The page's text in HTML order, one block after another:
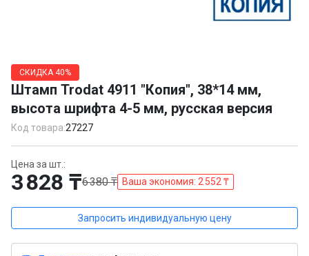
of
1
СКИДКА 40%
Штамп Trodat 4911 "Копия", 38*14 мм,
высота шрифта 4-5 мм, русская версия
Код товара:27227
Цена за шт.:
3 828 ₸6 380 ₸ Ваша экономия: 2 552 ₸
Запросить индивидуальную цену